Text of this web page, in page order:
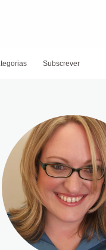
Subscrever